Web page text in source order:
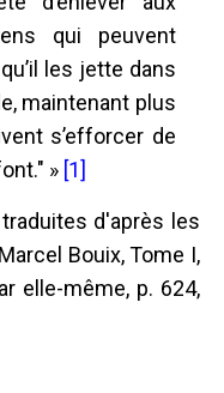
qui peuvent
les jette dans
maintenant plus
s’efforcer de
» [1]
d'après les
Bouix, Tome I,
elle-même, p. 624,